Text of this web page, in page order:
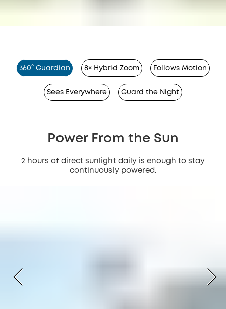
360° Guardian 8× Hybrid Zoom Follows Motion
Sees Everywhere Guard the Night
Power From the Sun
2 hours of direct sunlight daily is enough to stay
continuously powered.